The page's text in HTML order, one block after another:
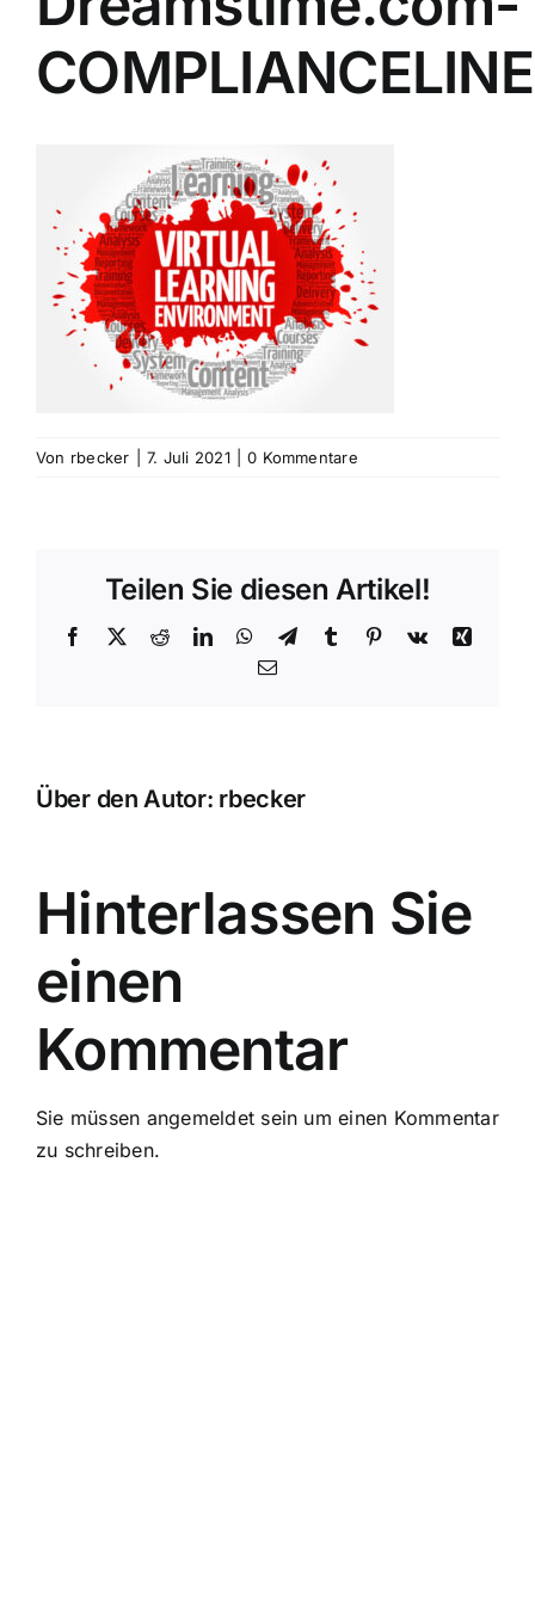
COMPLIANCELINE
Von rbecker 7. Juli 2021 0 Kommentare
Teilen Sie diesen Artikel!
Facebook
X RedditLinkedInWhatsApp
TelegramTumblr Pinterest
Vk
Xing
E-
Über den Autor: rbecker
Hinterlassen Sie
einen
Kommentar
Sie müssen angemeldet sein um einen Kommentar
zu schreiben.